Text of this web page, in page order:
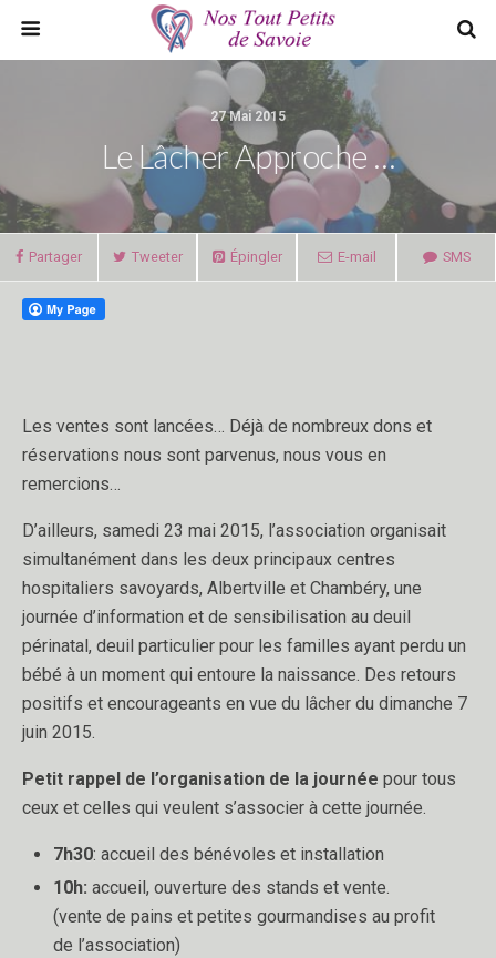
27 Mai 2015
Le Lâcher Approche …
Partager Tweeter Épingler E-mail SMS
Les ventes sont lancées… Déjà de nombreux dons et
réservations nous sont parvenus, nous vous en
remercions…
D’ailleurs, samedi 23 mai 2015, l’association organisait
simultanément dans les deux principaux centres
hospitaliers savoyards, Albertville et Chambéry, une
journée d’information et de sensibilisation au deuil
périnatal, deuil particulier pour les familles ayant perdu un
bébé à un moment qui entoure la naissance. Des retours
positifs et encourageants en vue du lâcher du dimanche 7
juin 2015.
Petit rappel de l’organisation de la journée pour tous
ceux et celles qui veulent s’associer à cette journée.
7h30: accueil des bénévoles et installation
10h: accueil, ouverture des stands et vente.
(vente de pains et petites gourmandises au profit
de l’association)